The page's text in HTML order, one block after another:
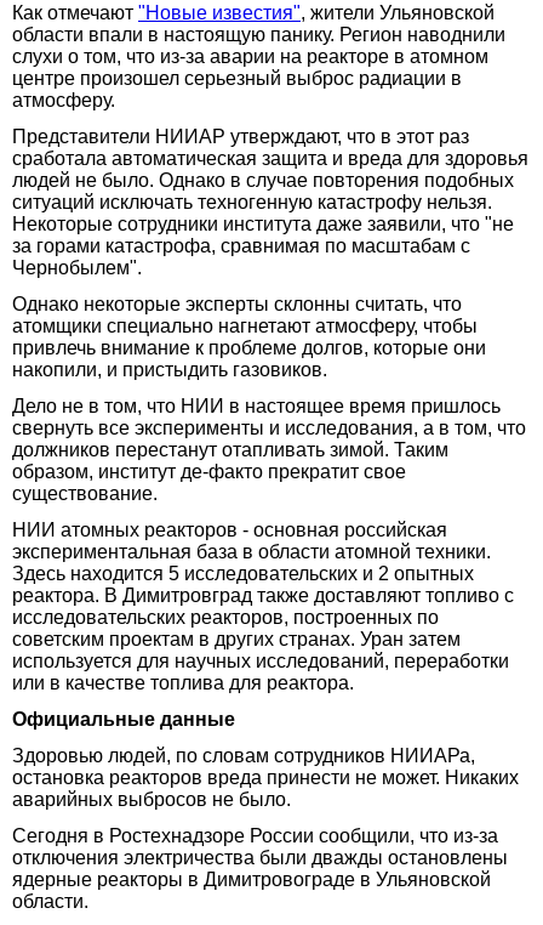
Как отмечают "Новые известия", жители Ульяновской
области впали в настоящую панику. Регион наводнили
слухи о том, что из-за аварии на реакторе в атомном
центре произошел серьезный выброс радиации в
атмосферу.
Представители НИИАР утверждают, что в этот раз
сработала автоматическая защита и вреда для здоровья
людей не было. Однако в случае повторения подобных
ситуаций исключать техногенную катастрофу нельзя.
Некоторые сотрудники института даже заявили, что "не
за горами катастрофа, сравнимая по масштабам с
Чернобылем".
Однако некоторые эксперты склонны считать, что
атомщики специально нагнетают атмосферу, чтобы
привлечь внимание к проблеме долгов, которые они
накопили, и пристыдить газовиков.
Дело не в том, что НИИ в настоящее время пришлось
свернуть все эксперименты и исследования, а в том, что
должников перестанут отапливать зимой. Таким
образом, институт де-факто прекратит свое
существование.
НИИ атомных реакторов - основная российская
экспериментальная база в области атомной техники.
Здесь находится 5 исследовательских и 2 опытных
реактора. В Димитровград также доставляют топливо с
исследовательских реакторов, построенных по
советским проектам в других странах. Уран затем
используется для научных исследований, переработки
или в качестве топлива для реактора.
Официальные данные
Здоровью людей, по словам сотрудников НИИАРа,
остановка реакторов вреда принести не может. Никаких
аварийных выбросов не было.
Сегодня в Ростехнадзоре России сообщили, что из-за
отключения электричества были дважды остановлены
ядерные реакторы в Димитровограде в Ульяновской
области.